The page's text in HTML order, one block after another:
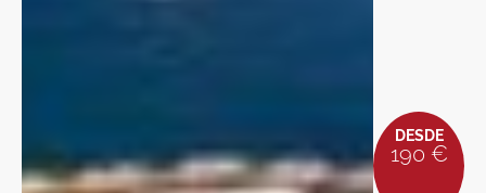
DESDE
190 €